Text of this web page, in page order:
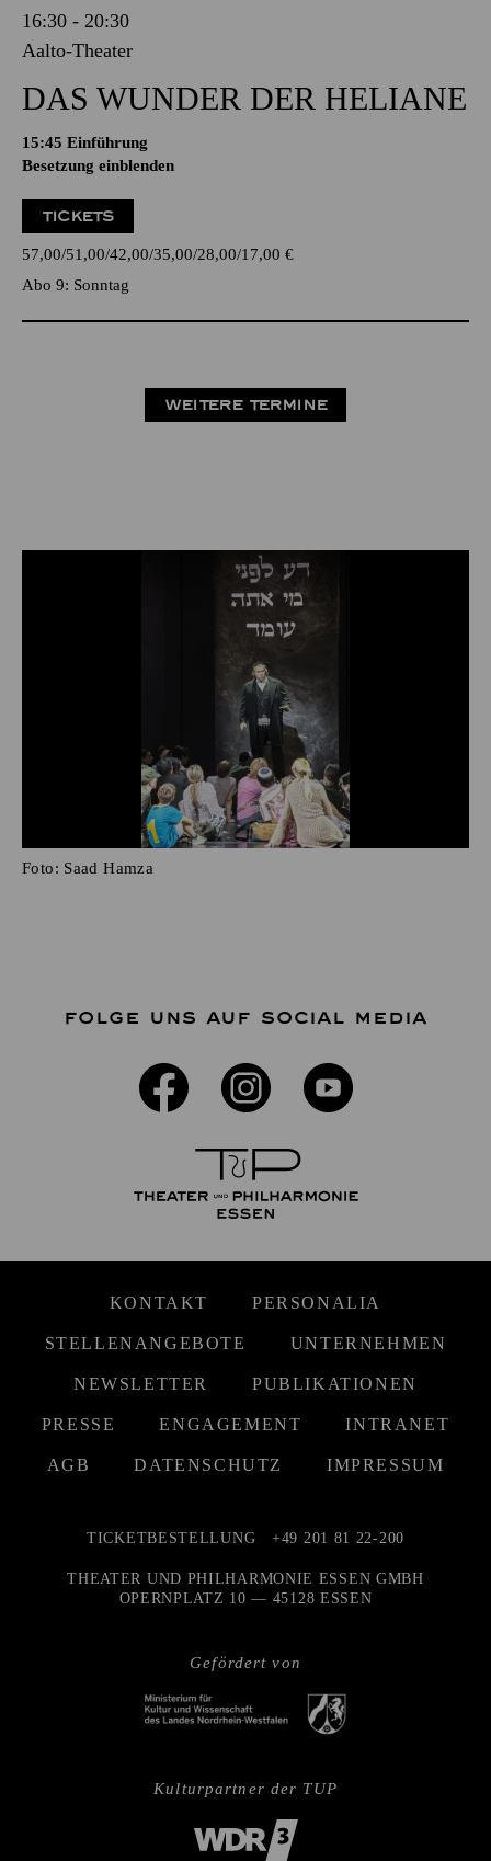
16:30 - 20:30
Aalto-Theater
DAS WUNDER DER HELIANE
15:45 Einführung
Besetzung einblenden
TICKETS
57,00 51,00 42,00 35,00 28,00 17,00 €
Abo 9: Sonntag
WEITERE TERMINE
Foto: Saad Hamza
FOLGE UNS AUF SOCIAL MEDIA
KONTAKT PERSONALIA
STELLENANGEBOTE UNTERNEHMEN
NEWSLETTER PUBLIKATIONEN
PRESSE ENGAGEMENT INTRANET
AGB DATENSCHUTZ IMPRESSUM
Gefördert von
TICKETBESTELLUNG +49 201 81 22-200
THEATER UND PHILHARMONIE ESSEN GMBH
OPERNPLATZ 10 — 45128 ESSEN
Kulturpartner der TUP